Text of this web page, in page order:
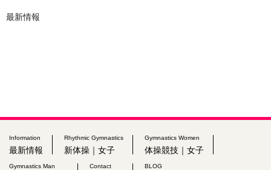
最新情報
Information
最新情報
Rhythmic Gymnastics
新体操｜女子
Gymnastics Women
体操競技｜女子
Gymnastics Man Contact BLOG